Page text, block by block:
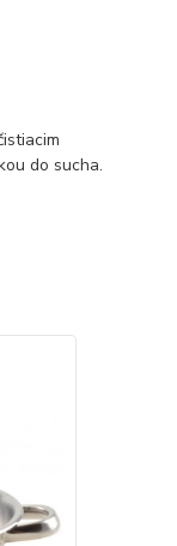
do sucha.